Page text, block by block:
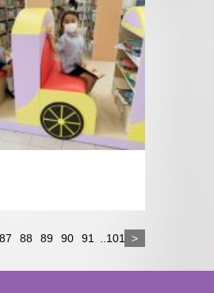
87 88 89 90 91 ..101 >